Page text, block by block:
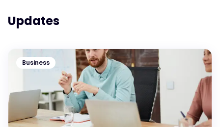
Updates
Business